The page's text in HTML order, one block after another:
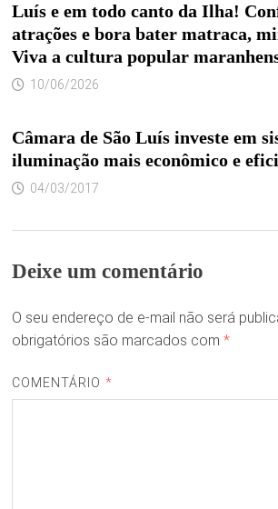
Luís e em todo canto da Ilha!
atrações e bora bater matraca,
Viva a cultura popular
10/06/2026
Câmara de São Luís investe em
iluminação mais econômico e
04/03/2017
Deixe um comentário
O seu endereço de e-mail não será
obrigatórios são marcados com *
COMENTÁRIO *